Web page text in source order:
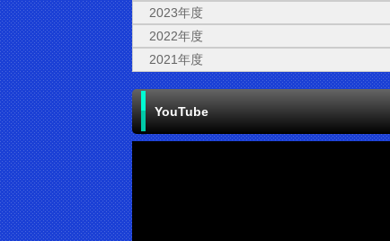
2023年度
2022年度
2021年度
YouTube